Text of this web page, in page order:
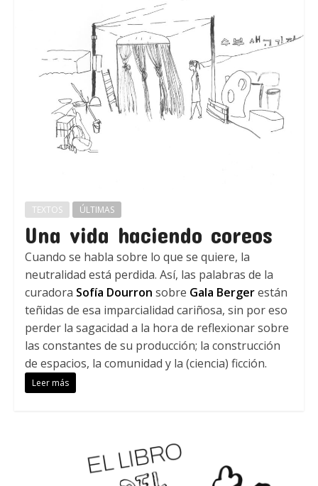
TEXTOS ÚLTIMAS
Una vida haciendo coreos
Cuando se habla sobre lo que se quiere, la
neutralidad está perdida. Así, las palabras de la
curadora Sofía Dourron sobre Gala Bergerestán
teñidas de esa imparcialidad cariñosa, sin por eso
perder la sagacidad a la hora de reflexionar sobre
las constantes de su producción; la construcción
de espacios, la comunidad y la (ciencia) ficción.
Leer más